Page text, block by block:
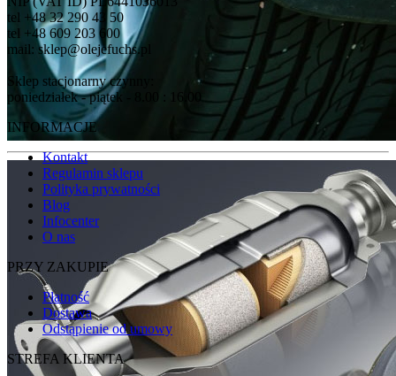
tel +48 32 290 43 50
tel +48 609 203 600
mail: sklep@olejefuchs.pl
Sklep stacjonarny czynny:
poniedziałek - piątek - 8.00 : 16.00
INFORMACJE
Kontakt
Regulamin sklepu
Polityka prywatności
Blog
Infocenter
O nas
PRZY ZAKUPIE
Płatność
Dostawa
Odstąpienie od umowy
STREFA KLIENTA